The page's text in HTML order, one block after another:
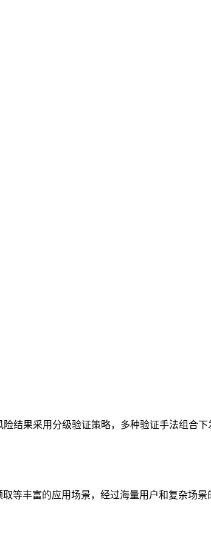
结果采用分级验证策略，多种验证手法组合
等丰富的应用场景，经过海量用户和复杂场景